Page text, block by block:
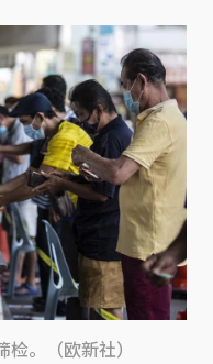
。（欧新社）